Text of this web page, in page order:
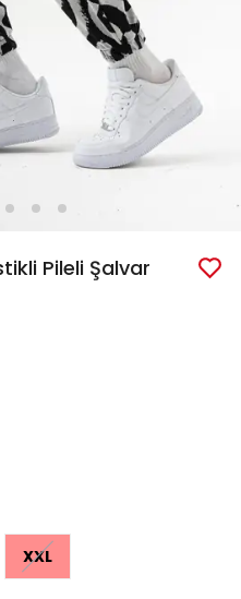
Pileli Şalvar
XXL